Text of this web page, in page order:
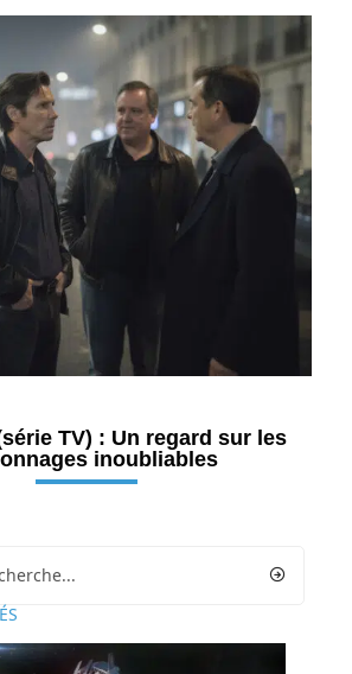
TV) : Un regard sur les
inoubliables